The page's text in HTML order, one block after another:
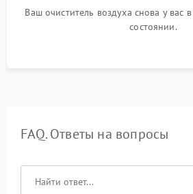
Ваш очиститель воздуха снова у вас
состоянии.
FAQ. Ответы на вопросы